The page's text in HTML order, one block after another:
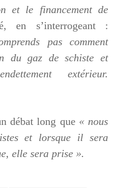
et le financement de
en s’interrogeant :
pas comment
du gaz de schiste et
extérieur.
débat long que « nous
et lorsque il sera
elle sera prise ».